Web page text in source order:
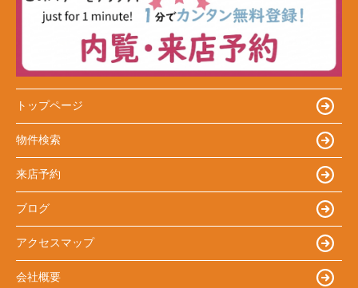
トップページ
物件検索
来店予約
ブログ
アクセスマップ
会社概要